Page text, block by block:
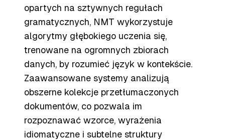
opartych na sztywnych regułach
gramatycznych, NMT wykorzystuje
algorytmy głębokiego uczenia się,
trenowane na ogromnych zbiorach
danych, by rozumieć język w kontekście.
Zaawansowane systemy analizują
obszerne kolekcje przetłumaczonych
dokumentów, co pozwala im
rozpoznawać wzorce, wyrażenia
idiomatyczne i subtelne struktury